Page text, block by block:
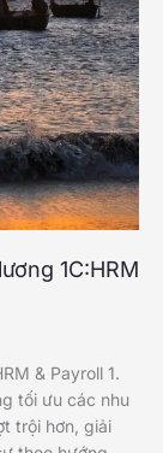
1C:HRM
& Payroll 1.
tối ưu các nhu
trội hơn, giải